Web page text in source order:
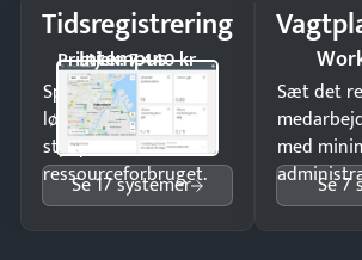
Tidsregistrering
Intempus
Pristjek: 7.440 kr
Spar tid på
lønberegning og få
styr på
ressourceforbruget.
Se 17 systemer
Sæt det
med
Se 7